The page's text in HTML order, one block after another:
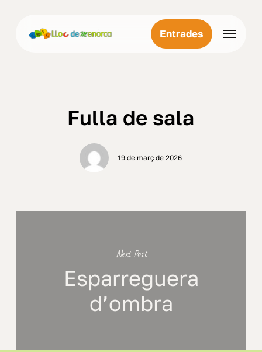
Entrades Menu
Fulla de sala
19 de març de 2026
Next Post
Esparreguera
d’ombra